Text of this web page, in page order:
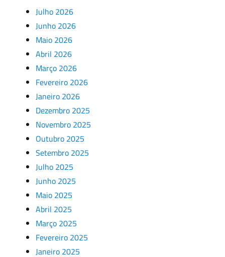
Julho 2026
Junho 2026
Maio 2026
Abril 2026
Março 2026
Fevereiro 2026
Janeiro 2026
Dezembro 2025
Novembro 2025
Outubro 2025
Setembro 2025
Julho 2025
Junho 2025
Maio 2025
Abril 2025
Março 2025
Fevereiro 2025
Janeiro 2025